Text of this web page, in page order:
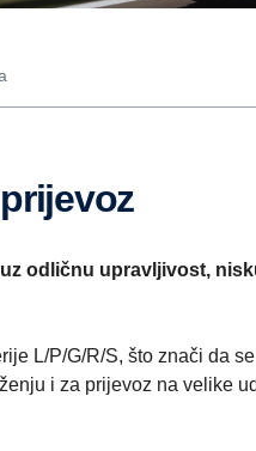
prijevoz
odličnu upravljivost,
L/P/G/R/S, što znači da
i za prijevoz na velike